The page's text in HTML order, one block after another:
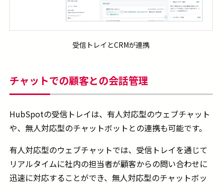
受信トレイとCRMが連携
チャットでの顧客との会話管理
HubSpotの受信トレイは、有人対応型のウェブチャット
や、無人対応型のチャットボットとの連携も可能です。
有人対応型のウェブチャットでは、受信トレイを通じて
リアルタイムに社内の担当者が顧客からの問い合わせに
迅速に対応することができ、無人対応型のチャットボッ